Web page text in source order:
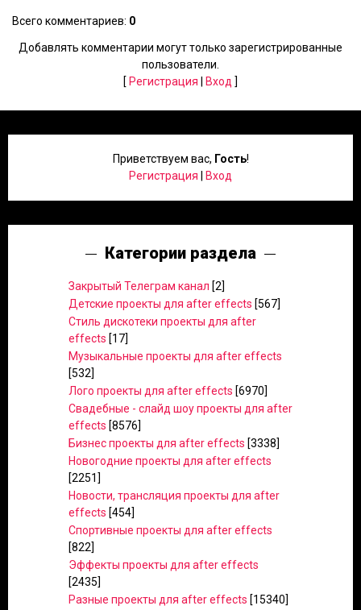
Всего комментариев: 0
Добавлять комментарии могут только зарегистрированные
пользователи.
[ Регистрация Вход ]
Приветствуем вас, Гость!
Регистрация
Вход
Категории раздела
Закрытый Телеграм канал [2]
Детские проекты для after effects [567]
Стиль дискотеки проекты для after
effects [17]
Музыкальные проекты для after effects
[532]
Лого проекты для after effects [6970]
Свадебные - слайд шоу проекты для after
effects [8576]
Бизнес проекты для after effects [3338]
Новогодние проекты для after effects
[2251]
Новости, трансляция проекты для after
effects [454]
Спортивные проекты для after effects
[822]
Эффекты проекты для after effects
[2435]
Разные проекты для after effects [15340]